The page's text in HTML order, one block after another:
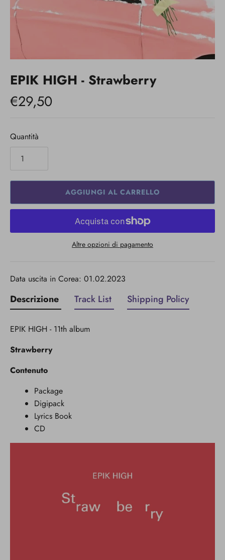
EPIK HIGH - Strawberry
€29,50
Quantità
AGGIUNGI AL CARRELLO
Altre opzioni di pagamento
Data uscita in Corea: 01.02.2023
Descrizione
EPIK HIGH - 11th album
Strawberry
Contenuto
Package
Digipack
Lyrics Book
CD
Track List Shipping Policy